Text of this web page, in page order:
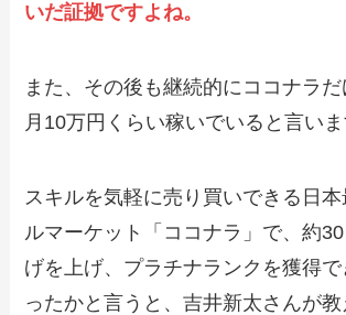
いだ証拠ですよね。
また、その後も継続的にココナラ
月10万円くらい稼いでいると言いま
スキルを気軽に売り買いできる日
ルマーケット「ココナラ」で、約
げを上げ、プラチナランクを獲得
ったかと言うと、吉井新太さんが